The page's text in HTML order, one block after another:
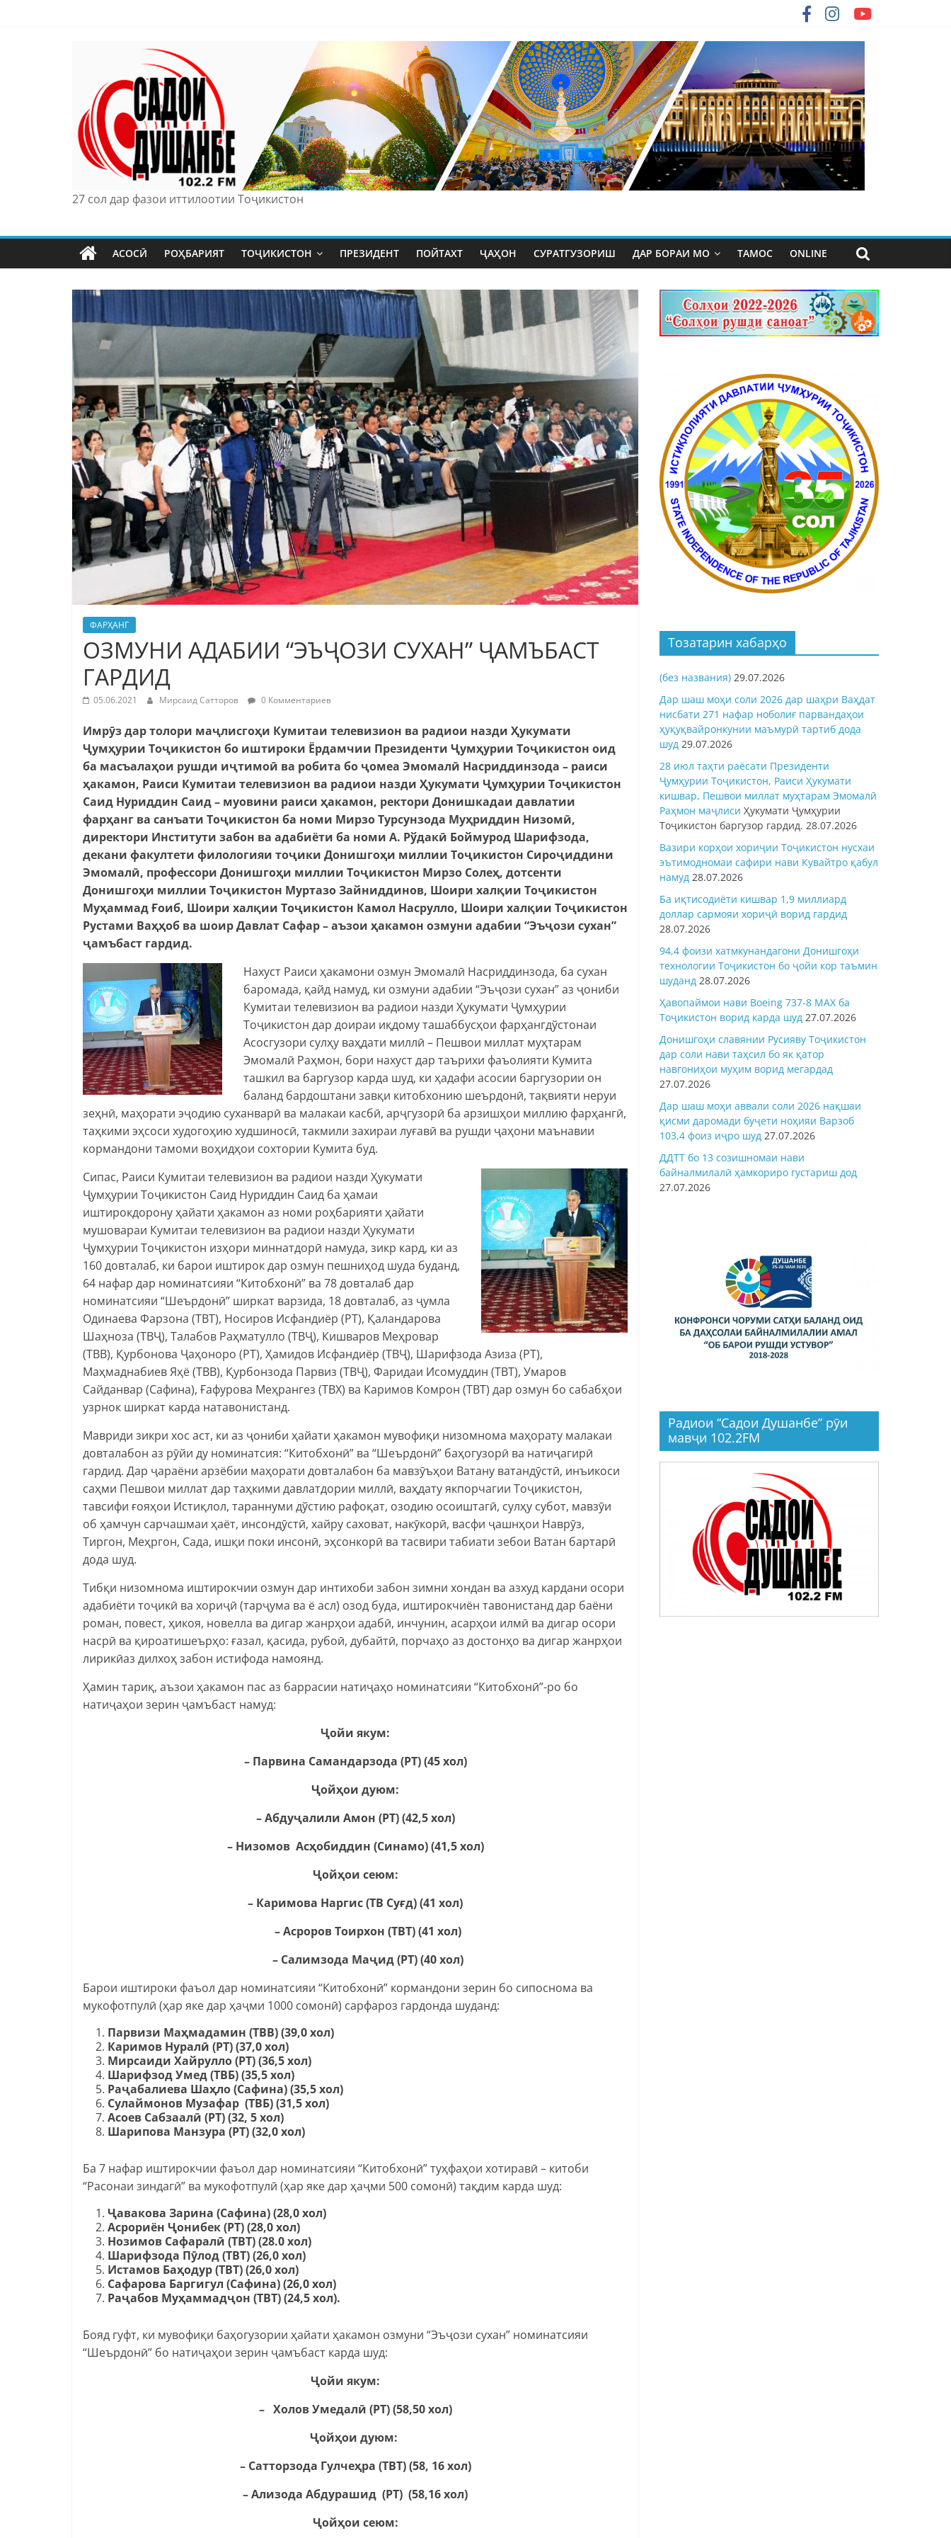
27 сол дар фазои иттилоотии Тоҷикистон
АСОСӢ РОҲБАРИЯТ ТОҶИКИСТОН ПРЕЗИДЕНТ ПОЙТАХТ ҶАҲОН СУРАТГУЗОРИШ ДАР БОРАИ МО ТАМОС ONLINE
ФАРҲАНГ
ОЗМУНИ АДАБИИ “ЭЪҶОЗИ СУХАН” ҶАМЪБАСТ
ГАРДИД
05.06.2021 Мирсаид Сатторов 0 Комментариев
Имрӯз дар толори маҷлисгоҳи Кумитаи телевизион ва радиои назди Ҳукумати
Ҷумҳурии Тоҷикистон бо иштироки Ёрдамчии Президенти Ҷумҳурии Тоҷикистон оид
ба масъалаҳои рушди иҷтимоӣ ва робита бо ҷомеа Эмомалӣ Насриддинзода – раиси
ҳакамон, Раиси Кумитаи телевизион ва радиои назди Ҳукумати Ҷумҳурии Тоҷикистон
Саид Нуриддин Саид – муовини раиси ҳакамон, ректори Донишкадаи давлатии
фарҳанг ва санъати Тоҷикистон ба номи Мирзо Турсунзода Муҳриддин Низомӣ,
директори Институти забон ва адабиёти ба номи А. Рўдакӣ Боймурод Шарифзода,
декани факултети филологияи тоҷики Донишгоҳи миллии Тоҷикистон Сироҷиддини
Эмомалӣ, профессори Донишгоҳи миллии Тоҷикистон Мирзо Солеҳ, дотсенти
Донишгоҳи миллии Тоҷикистон Муртазо Зайниддинов, Шоири халқии Тоҷикистон
Муҳаммад Ғоиб, Шоири халқии Тоҷикистон Камол Насрулло, Шоири халқии Тоҷикистон
Рустами Ваҳҳоб ва шоир Давлат Сафар – аъзои ҳакамон озмуни адабии “Эъҷози сухан”
ҷамъбаст гардид.
Нахуст Раиси ҳакамони озмун Эмомалӣ Насриддинзода, ба сухан
баромада, қайд намуд, ки озмуни адабии “Эъҷози сухан” аз ҷониби
Кумитаи телевизион ва радиои назди Ҳукумати Ҷумҳурии
Тоҷикистон дар доираи иқдому ташаббусҳои фарҳангдўстонаи
Асосгузори сулҳу ваҳдати миллӣ – Пешвои миллат муҳтарам
Эмомалӣ Раҳмон, бори нахуст дар таърихи фаъолияти Кумита
ташкил ва баргузор карда шуд, ки ҳадафи асосии баргузории он
баланд бардоштани завқи китобхонию шеърдонӣ, тақвияти неруи
зеҳнӣ, маҳорати эҷодию суханварӣ ва малакаи касбӣ, арҷгузорӣ ба арзишҳои миллию фарҳангӣ,
таҳкими эҳсоси худогоҳию худшиносӣ, такмили захираи луғавӣ ва рушди ҷаҳони маънавии
кормандони тамоми воҳидҳои сохтории Кумита буд.
Сипас, Раиси Кумитаи телевизион ва радиои назди Ҳукумати
Ҷумҳурии Тоҷикистон Саид Нуриддин Саид ба ҳамаи
иштирокдорону ҳайати ҳакамон аз номи роҳбарияти ҳайати
мушовараи Кумитаи телевизион ва радиои назди Ҳукумати
Ҷумҳурии Тоҷикистон изҳори миннатдорӣ намуда, зикр кард, ки аз
160 довталаб, ки барои иштирок дар озмун пешниҳод шуда буданд,
64 нафар дар номинатсияи “Китобхонӣ” ва 78 довталаб дар
номинатсияи “Шеърдонӣ” ширкат варзида, 18 довталаб, аз ҷумла
Одинаева Фарзона (ТВТ), Носиров Исфандиёр (РТ), Қаландарова
Шаҳноза (ТВҶ), Талабов Раҳматулло (ТВҶ), Кишваров Меҳровар
(ТВВ), Қурбонова Ҷаҳоноро (РТ), Ҳамидов Исфандиёр (ТВҶ), Шарифзода Азиза (РТ),
Маҳмаднабиев Яҳё (ТВВ), Қурбонзода Парвиз (ТВҶ), Фаридаи Исомуддин (ТВТ), Умаров
Сайданвар (Сафина), Ғафурова Меҳрангез (ТВХ) ва Каримов Комрон (ТВТ) дар озмун бо сабабҳои
узрнок ширкат карда натавонистанд.
Мавриди зикри хос аст, ки аз ҷониби ҳайати ҳакамон мувофиқи низомнома маҳорату малакаи
довталабон аз рӯйи ду номинатсия: “Китобхонӣ” ва “Шеърдонӣ” баҳогузорӣ ва натиҷагирӣ
гардид. Дар ҷараёни арзёбии маҳорати довталабон ба мавзӯъҳои Ватану ватандӯстӣ, инъикоси
саҳми Пешвои миллат дар таҳкими давлатдории миллӣ, ваҳдату якпорчагии Тоҷикистон,
тавсифи ғояҳои Истиқлол, тараннуми дўстию рафоқат, озодию осоиштагӣ, сулҳу субот, мавзӯи
об ҳамчун сарчашмаи ҳаёт, инсондӯстӣ, хайру саховат, накӯкорӣ, васфи ҷашнҳои Наврӯз,
Тиргон, Меҳргон, Сада, ишқи поки инсонӣ, эҳсонкорӣ ва тасвири табиати зебои Ватан бартарӣ
дода шуд.
Тибқи низомнома иштирокчии озмун дар интихоби забон зимни хондан ва азхуд кардани осори
адабиёти тоҷикӣ ва хориҷӣ (тарҷума ва ё асл) озод буда, иштирокчиён тавонистанд дар баёни
роман, повест, ҳикоя, новелла ва дигар жанрҳои адабӣ, инчунин, асарҳои илмӣ ва дигар осори
насрӣ ва қироатишеърҳо: ғазал, қасида, рубоӣ, дубайтӣ, порчаҳо аз достонҳо ва дигар жанрҳои
лирикӣаз дилхоҳ забон истифода намоянд.
Ҳамин тариқ, аъзои ҳакамон пас аз баррасии натиҷаҳо номинатсияи “Китобхонӣ”-ро бо
натиҷаҳои зерин ҷамъбаст намуд:
Ҷойи якум:
– Парвина Самандарзода (РТ) (45 хол)
Ҷойҳои дуюм:
– Абдуҷалили Амон (РТ) (42,5 хол)
– Низомов Асҳобиддин (Синамо) (41,5 хол)
Ҷойҳои сеюм:
– Каримова Наргис (ТВ Суғд) (41 хол)
– Асроров Тоирхон (ТВТ) (41 хол)
– Салимзода Маҷид (РТ) (40 хол)
Барои иштироки фаъол дар номинатсияи “Китобхонӣ” кормандони зерин бо сипоснома ва
мукофотпулӣ (ҳар яке дар ҳаҷми 1000 сомонӣ) сарфароз гардонда шуданд:
Парвизи Маҳмадамин (ТВВ) (39,0 хол)
Каримов Нуралӣ (РТ) (37,0 хол)
Мирсаиди Хайрулло (РТ) (36,5 хол)
Шарифзод Умед (ТВБ) (35,5 хол)
Раҷабалиева Шаҳло (Сафина) (35,5 хол)
Сулаймонов Музафар (ТВБ) (31,5 хол)
Асоев Сабзаалӣ (РТ) (32, 5 хол)
Шарипова Манзура (РТ) (32,0 хол)
Ба 7 нафар иштирокчии фаъол дар номинатсияи “Китобхонӣ” туҳфаҳои хотиравӣ – китоби
“Расонаи зиндагӣ” ва мукофотпулӣ (ҳар яке дар ҳаҷми 500 сомонӣ) тақдим карда шуд:
Ҷавакова Зарина (Сафина) (28,0 хол)
Асрориён Ҷонибек (РТ) (28,0 хол)
Нозимов Сафаралӣ (ТВТ) (28.0 хол)
Шарифзода Пӯлод (ТВТ) (26,0 хол)
Истамов Баҳодур (ТВТ) (26,0 хол)
Сафарова Баргигул (Сафина) (26,0 хол)
Раҷабов Муҳаммадҷон (ТВТ) (24,5 хол).
Бояд гуфт, ки мувофиқи баҳогузории ҳайати ҳакамон озмуни “Эъҷози сухан” номинатсияи
“Шеърдонӣ” бо натиҷаҳои зерин ҷамъбаст карда шуд:
Ҷойи якум:
– Холов Умедалӣ (РТ) (58,50 хол)
Ҷойҳои дуюм:
– Сатторзода Гулчеҳра (ТВТ) (58, 16 хол)
– Ализода Абдурашид (РТ) (58,16 хол)
Ҷойҳои сеюм:
Тозатарин хабарҳо
(без названия) 29.07.2026
Дар шаш моҳи соли 2026 дар шаҳри Ваҳдат
нисбати 271 нафар ноболиғ парвандаҳои
ҳуқуқвайронкунии маъмурӣ тартиб дода
шуд 29.07.2026
28 июл таҳти раёсати Президенти
Ҷумҳурии Тоҷикистон, Раиси Ҳукумати
кишвар, Пешвои миллат муҳтарам Эмомалӣ
Раҳмон маҷлиси Ҳукумати Ҷумҳурии
Тоҷикистон баргузор гардид. 28.07.2026
Вазири корҳои хориҷии Тоҷикистон нусхаи
эътимодномаи сафири нави Кувайтро қабул
намуд 28.07.2026
Ба иқтисодиёти кишвар 1,9 миллиард
доллар сармояи хориҷӣ ворид гардид
28.07.2026
94,4 фоизи хатмкунандагони Донишгоҳи
технологии Тоҷикистон бо ҷойи кор таъмин
шуданд 28.07.2026
Ҳавопаймои нави Boeing 737-8 MAX ба
Тоҷикистон ворид карда шуд 27.07.2026
Донишгоҳи славянии Русияву Тоҷикистон
дар соли нави таҳсил бо як қатор
навгониҳои муҳим ворид мегардад
27.07.2026
Дар шаш моҳи аввали соли 2026 нақшаи
қисми даромади буҷети ноҳияи Варзоб
103,4 фоиз иҷро шуд 27.07.2026
ДДТТ бо 13 созишномаи нави
байналмилалӣ ҳамкориро густариш дод
27.07.2026
Радиои “Садои Душанбе” рӯи
мавҷи 102.2FM